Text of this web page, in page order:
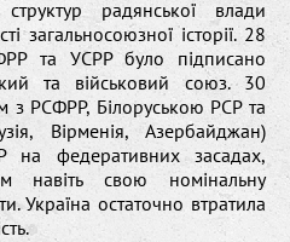
радянської влади
загальносоюзної історії. 28
та УСРР було підписано
та військовий союз. 30
з РСФРР, Білоруською РСР та
Вірменія, Азербайджан)
на федеративних засадах,
навіть свою номінальну
Україна остаточно втратила